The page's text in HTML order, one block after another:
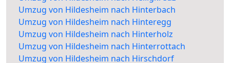
Umzug von Hildesheim nach Hinterbach
Umzug von Hildesheim nach Hinteregg
Umzug von Hildesheim nach Hinterholz
Umzug von Hildesheim nach Hinterrottach
Umzug von Hildesheim nach Hirschdorf